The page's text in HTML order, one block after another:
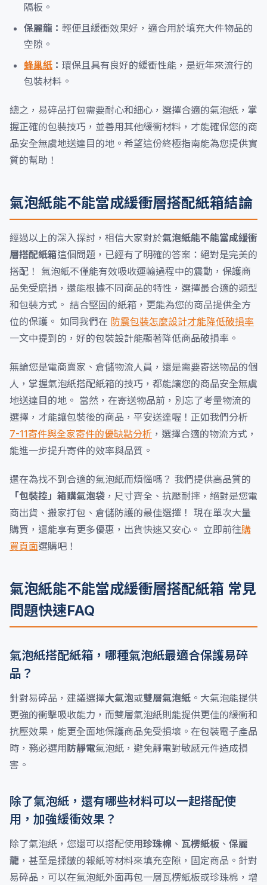
隔板。
保麗龍： 輕便且緩衝效果好，適合用於填充大件物品的
空隙。
蜂巢紙 ： 環保且具有良好的緩衝性能，是近年來流行的
包裝材料。
總之，易碎品打包需要耐心和細心，選擇合適的氣泡紙，掌
握正確的包裝技巧，並善用其他緩衝材料，才能確保您的商
品安全無虞地送達目的地。希望這份終極指南能為您提供實
質的幫助！
氣泡紙能不能當成緩衝層搭配紙箱結論
經過以上的深入探討，相信大家對於氣泡紙能不能當成緩衝
層搭配紙箱這個問題，已經有了明確的答案：絕對是完美的
搭配！ 氣泡紙不僅能有效吸收運輸過程中的震動，保護商
品免受磨損，還能根據不同商品的特性，選擇最合適的類型
和包裝方式。 結合堅固的紙箱，更能為您的商品提供全方
位的保護。 如同我們在 防震包裝怎麼設計才能降低破損率
一文中提到的，好的包裝設計能顯著降低商品破損率。
無論您是電商賣家、倉儲物流人員，還是需要寄送物品的個
人，掌握氣泡紙搭配紙箱的技巧，都能讓您的商品安全無虞
地送達目的地。 當然，在寄送物品前，別忘了考量物流的
選擇，才能讓包裝後的商品，平安送達喔！正如我們分析
7-11寄件與全家寄件的優缺點分析 ，選擇合適的物流方式，
能進一步提升寄件的效率與品質。
還在為找不到合適的氣泡紙而煩惱嗎？ 我們提供高品質的
「包裝控」箱購氣泡袋 ，尺寸齊全、抗壓耐摔，絕對是您電
商出貨、搬家打包、倉儲防護的最佳選擇！ 現在單次大量
購買，還能享有更多優惠，出貨快速又安心。 立即前往購
買頁面選購吧！
氣泡紙能不能當成緩衝層搭配紙箱 常見
問題快速FAQ
氣泡紙搭配紙箱，哪種氣泡紙最適合保護易碎
品？
針對易碎品，建議選擇大氣泡或雙層氣泡紙 。大氣泡能提供
更強的衝擊吸收能力，而雙層氣泡紙則能提供更佳的緩衝和
抗壓效果，能更全面地保護商品免受損壞。在包裝電子產品
時，務必選用 防靜電氣泡紙，避免靜電對敏感元件造成損
害。
除了氣泡紙，還有哪些材料可以一起搭配使
用，加強緩衝效果？
除了氣泡紙，您還可以搭配使用珍珠棉 、 瓦楞紙板 、 保麗
龍 ，甚至是揉皺的報紙等材料來填充空隙，固定商品。針對
易碎品，可以在氣泡紙外面再包一層瓦楞紙板或珍珠棉，增